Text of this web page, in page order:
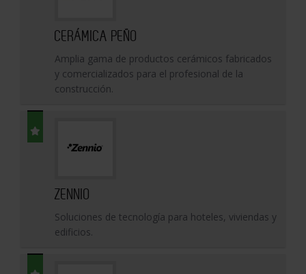
CERÁMICA PEÑO
Amplia gama de productos cerámicos fabricados
y comercializados para el profesional de la
construcción.
ZENNIO
Soluciones de tecnología para hoteles, viviendas y
edificios.